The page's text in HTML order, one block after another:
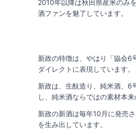
2010年以降は秋田県産米のみ
酒ファンを魅了しています。
新政の特徴は、やはり「協会6
ダイレクトに表現しています。
新政は、生酛造り、純米酒、6
し、純米酒ならではの素材本
新政の新酒は毎年10月に発売
を生み出しています。